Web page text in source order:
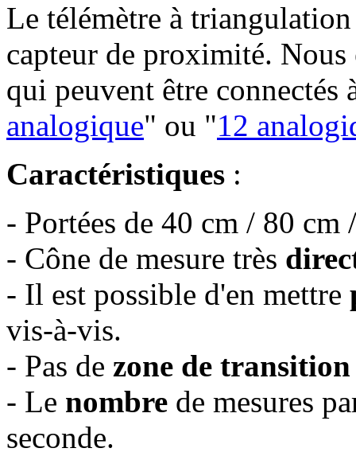
Le télémètre à
capteur de proximité.
qui peuvent être connectés
analogique" ou "12
Caractéristiques :
- Portées de 40 cm / 80 cm
- Cône de mesure très
- Il est possible d'en mettre
vis-à-vis.
- Pas de zone de transition
- Le nombre de mesures
seconde.